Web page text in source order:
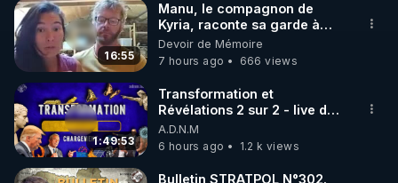
http://rgnr.li/news
🌱 VIDÉOS NON CENSURÉES SUR ODYSEE
Toutes les vidéos Youtube sont aussi sur la
http://rgnr.li/odysee
🌱 LES STAGES EN PRÉSENTIEL
16:55
Manu, le compagnon de
Kyria, raconte sa garde à
vue musclée. PARTAGEZ!
Devoir de Mémoire
7 hours ago
666 views
1:49:53
Transformation et
Révélations 2 sur 2 - live du
07/08/26
A.D.N.M
6 hours ago
1.2 k views
Bulletin STRATPOL N°302.